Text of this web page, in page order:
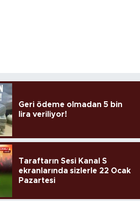
Geri ödeme olmadan 5 bin
lira veriliyor!
Taraftarın Sesi Kanal S
ekranlarında sizlerle 22 Ocak
Pazartesi